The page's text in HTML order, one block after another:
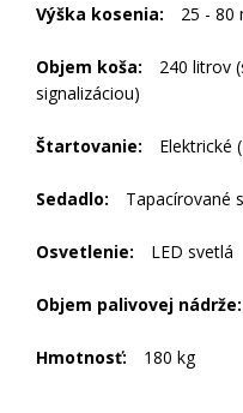
Výška kosenia: 25 - 80
Objem koša: 240 litrov
signalizáciou)
Štartovanie: Elektrické
Sedadlo: Tapacírované
Osvetlenie: LED svetlá
Objem palivovej nádrže:
Hmotnosť: 180 kg